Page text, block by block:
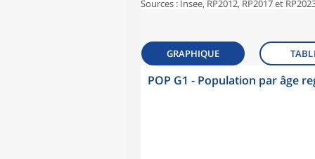
Sources : Insee, RP2012, RP2017 et
GRAPHIQUE
POP G1 - Population par âge